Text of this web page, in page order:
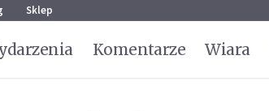
Sklep
Komentarze Wiara